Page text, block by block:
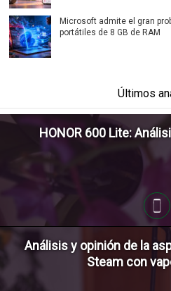
Microsoft admite el gran
portátiles de 8 GB de RAM
Últimos
HONOR 600 Lite:
Análisis y opinión de la
Steam con